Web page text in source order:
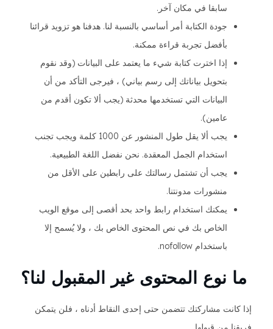
سابقا في مكان آخر.
جودة الكتابة أمر أساسي بالنسبة لنا. هدفنا هو تزويد قرائنا
بأفضل تجربة قراءة ممكنة.
إذا اخترت كتابة شيء ما يعتمد على البيانات (وقد نقوم
بتحويل بياناتك إلى رسم بياني) ، فيرجى التأكد من أن
البيانات التي تستخدمها محدثة (يجب ألا تكون أقدم من
عامين).
يجب ألا يقل طول المنشور عن 1000 كلمة ويجب تجنب
استخدام الجمل المعقدة. نحن نفضل اللغة الطبيعية.
يجب أن تشتمل رسالتك على رابطين على الأقل من
منشورات مدونتنا.
يمكنك استخدام رابط واحد بحد أقصى إلى موقع الويب
الخاص بك في نص المحتوى الخاص بك ، ولا يُسمح إلا
باستخدام nofollow.
ما نوع المحتوى غير المقبول لنا؟
إذا كانت مشاركتك تتضمن حتى إحدى النقاط أدناه ، فلن يتمكن